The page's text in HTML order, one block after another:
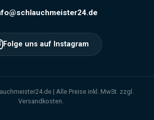
Folge uns auf Instagram
| Alle Preise inkl. MwSt. zzgl.
Versandkosten.